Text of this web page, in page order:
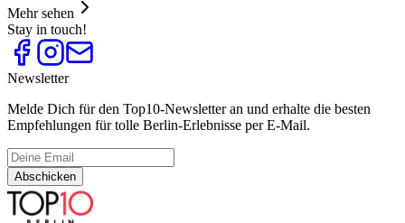
Mehr sehen
Stay in touch!
Newsletter
Melde Dich für den Top10-Newsletter an und erhalte die besten
Empfehlungen für tolle Berlin-Erlebnisse per E-Mail.
Abschicken